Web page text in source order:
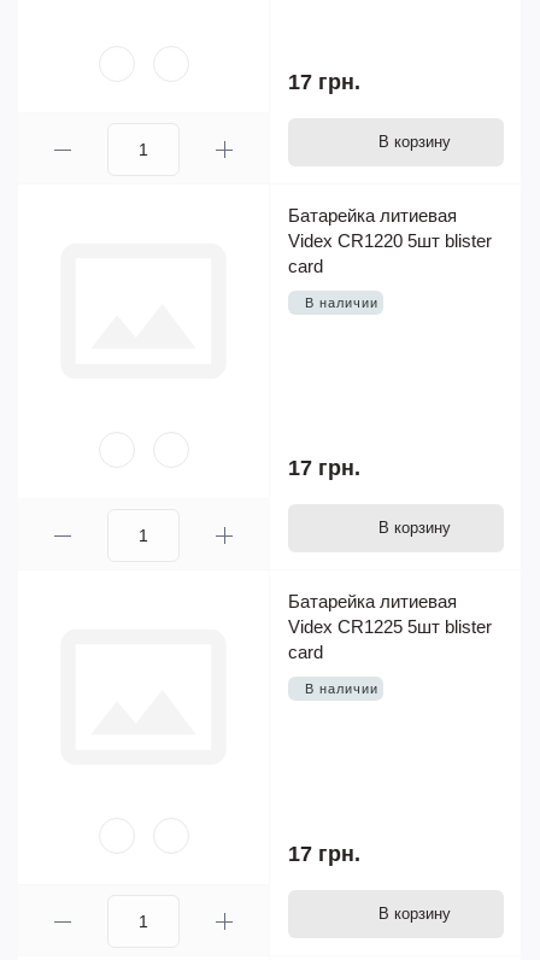
17 грн.
В корзину
Батарейка литиевая
Videx CR1220 5шт blister
card
В наличии
17 грн.
В корзину
Батарейка литиевая
Videx CR1225 5шт blister
card
В наличии
17 грн.
В корзину